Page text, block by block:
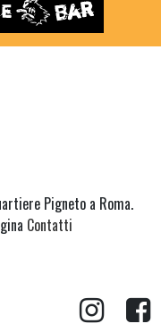
Pigneto a Roma.
Contatti